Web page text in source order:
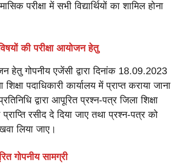
परीक्षा में सभी विद्यार्थियों का शामिल होना
की परीक्षा आयोजन हेतु
हेतु गोपनीय एजेंसी द्वारा दिनांक 18.09.2023
पदाधिकारी कार्यालय में प्राप्त कराया जाना
द्वारा आपूरित प्रश्न-पत्र जिला शिक्षा
प्राप्ति रसीद दे दिया जाए तथा प्रश्न-पत्र को
लिया जाए।
गोपनीय सामग्री